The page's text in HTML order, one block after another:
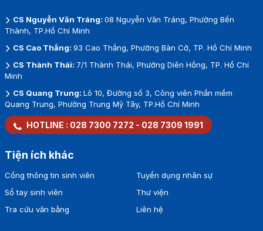
CS Nguyễn Văn Tráng: 08 Nguyễn Văn Tráng, Phường Bến
Thành, TP.Hồ Chí Minh
CS Cao Thắng: 93 Cao Thắng, Phường Bàn Cờ, TP. Hồ Chí Minh
CS Thành Thái: 7/1 Thành Thái, Phường Diên Hồng, TP. Hồ Chí
Minh
CS Quang Trung: Lô 10, Đường số 3, Công viên Phần mềm
Quang Trung, Phường Trung Mỹ Tây, TP.Hồ Chí Minh
HOTLINE : 028 7300 7272 - 028 7309 1991
Tiện ích khác
Cổng thông tin sinh viên
Sổ tay sinh viên
Tra cứu văn bằng
Tuyển dụng nhân sự
Thư viện
Liên hệ